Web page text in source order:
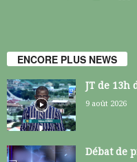
ENCORE PLUS NEWS
JT de 13h
9 août 2026
Débat de